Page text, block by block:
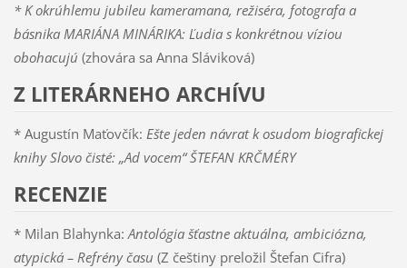
* K okrúhlemu jubileu kameramana, režiséra, fotografa a
básnika MARIÁNA MINÁRIKA: Ľudia s konkrétnou víziou
obohacujú (zhovára sa Anna Sláviková)
Z LITERÁRNEHO ARCHÍVU
* Augustín Maťovčík: Ešte jeden návrat k osudom biografickej
knihy Slovo čisté: „Ad vocem“ ŠTEFAN KRČMÉRY
RECENZIE
* Milan Blahynka:Antológia šťastne aktuálna, ambiciózna,
atypická – Refrény času (Z češtiny preložil Štefan Cifra)